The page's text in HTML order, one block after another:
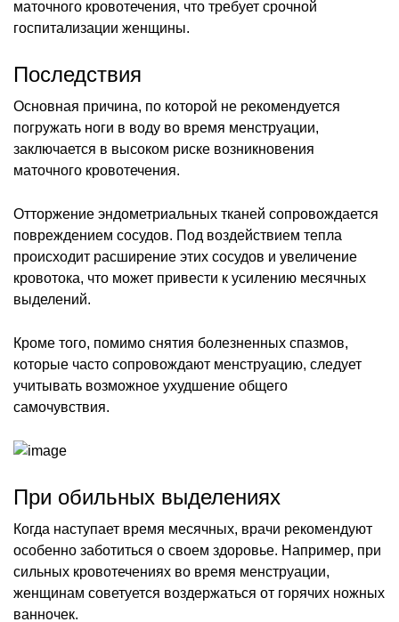
маточного кровотечения, что требует срочной
госпитализации женщины.
Последствия
Основная причина, по которой не рекомендуется
погружать ноги в воду во время менструации,
заключается в высоком риске возникновения
маточного кровотечения.
Отторжение эндометриальных тканей сопровождается
повреждением сосудов. Под воздействием тепла
происходит расширение этих сосудов и увеличение
кровотока, что может привести к усилению месячных
выделений.
Кроме того, помимо снятия болезненных спазмов,
которые часто сопровождают менструацию, следует
учитывать возможное ухудшение общего
самочувствия.
При обильных выделениях
Когда наступает время месячных, врачи рекомендуют
особенно заботиться о своем здоровье. Например, при
сильных кровотечениях во время менструации,
женщинам советуется воздержаться от горячих ножных
ванночек.